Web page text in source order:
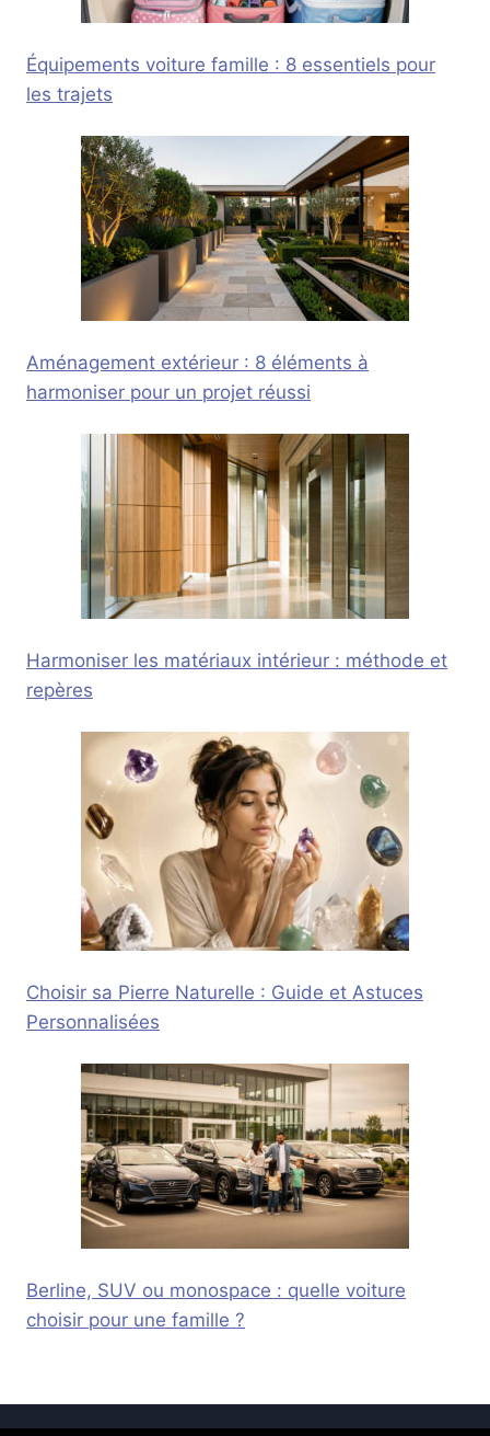
Équipements voiture famille : 8 essentiels pour
les trajets
Aménagement extérieur : 8 éléments à
harmoniser pour un projet réussi
Harmoniser les matériaux intérieur : méthode et
repères
Choisir sa Pierre Naturelle : Guide et Astuces
Personnalisées
Berline, SUV ou monospace : quelle voiture
choisir pour une famille ?